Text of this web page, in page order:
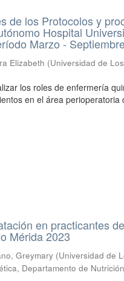
de los Protocolos y
Hospital
Marzo -
Elizabeth (Universidad de
los roles de enfermería
en el área perioperatoria
en practicantes
Mérida 2023
Greymary (Universidad de
Departamento de